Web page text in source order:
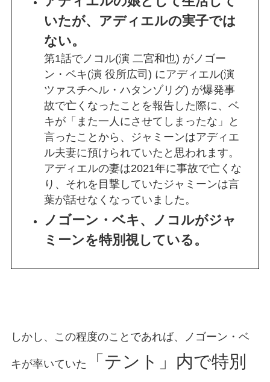
いたが、アディエルの実子では
ない。
第1話でノコル(演 二宮和也) がノゴー
ン・ベキ(演 役所広司) にアディエル(演
ツァスチヘル・ハタンゾリグ) が爆発事
故で亡くなったことを報告した際に、ベ
キが「また一人にさせてしまったな」と
言ったことから、ジャミーンはアディエ
ル夫妻に預けられていたと思われます。
アディエルの妻は2021年に事故で亡くな
り、それを目撃していたジャミーンは言
葉が話せなくなっていました。
ノゴーン・ベキ、ノコルがジャ
ミーンを特別視している。
しかし、この程度のことであれば、ノゴーン・ベ
キが率いていた
「テント」内で特別